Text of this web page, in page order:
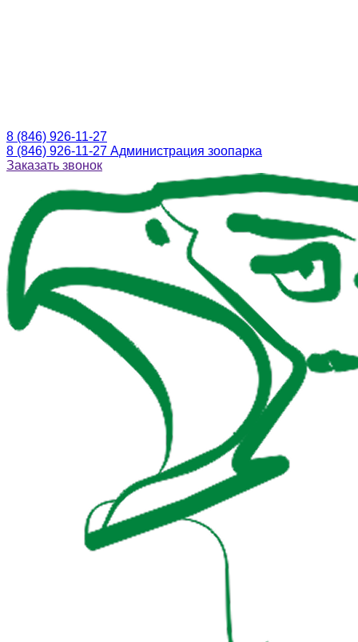
8 (846) 926-11-27
8 (846) 926-11-27 Администрация зоопарка
Заказать звонок